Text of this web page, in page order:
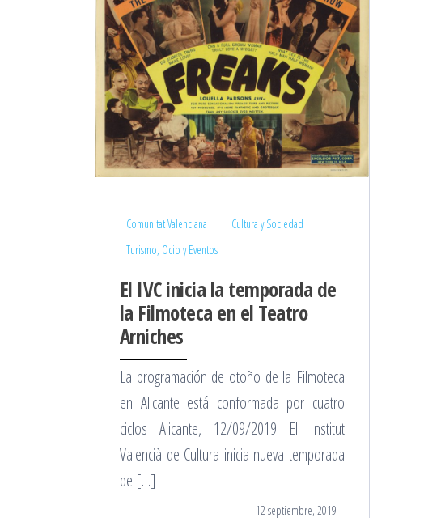
Comunitat Valenciana
Cultura y Sociedad
Turismo, Ocio y Eventos
El IVC inicia la temporada de
la Filmoteca en el Teatro
Arniches
La programación de otoño de la Filmoteca
en Alicante está conformada por cuatro
ciclos Alicante, 12/09/2019 El Institut
Valencià de Cultura inicia nueva temporada
de […]
12 septiembre, 2019